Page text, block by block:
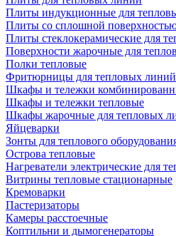
Плиты индукционные для
Плиты со сплошной
Плиты стеклокерамические для
Поверхности жарочные для
Полки тепловые
Фритюрницы для тепловых линий
Шкафы и тележки
Шкафы и тележки тепловые
Шкафы жарочные для тепловых
Яйцеварки
Зонты для теплового
Острова тепловые
Нагреватели электрические для
Витрины тепловые стационарные
Кремоварки
Пастеризаторы
Камеры расстоечные
Коптильни и дымогенераторы